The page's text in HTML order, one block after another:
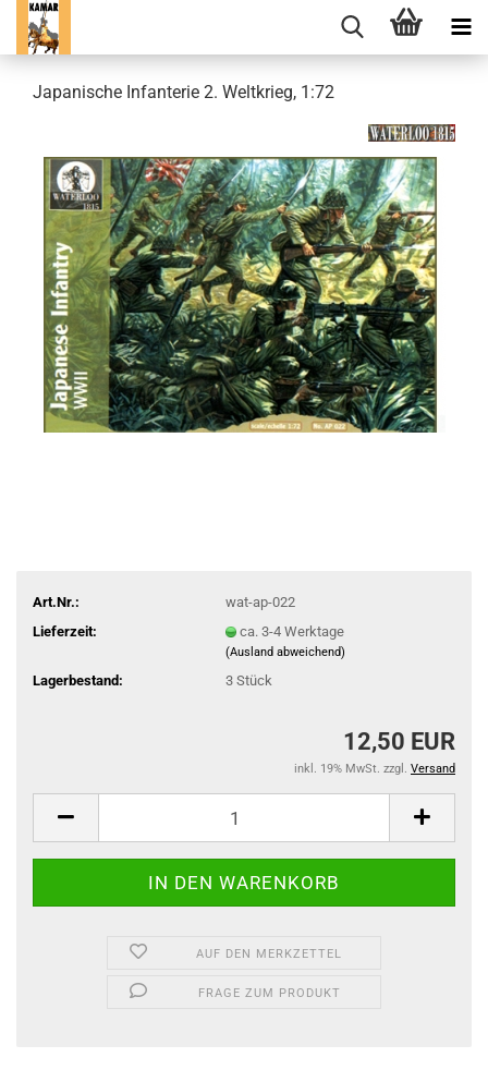
Japanische Infanterie 2. Weltkrieg, 1:72
Art.Nr.:
wat-ap-022
Lieferzeit:
ca. 3-4 Werktage
(Ausland abweichend)
Lagerbestand: 3 Stück
12,50 EUR
inkl. 19% MwSt. zzgl. Versand
AUF DEN MERKZETTEL
FRAGE ZUM PRODUKT